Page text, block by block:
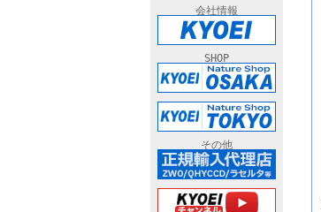
会社情報
SHOP
その他